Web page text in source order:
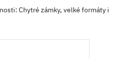
Chytré zámky, velké formáty i